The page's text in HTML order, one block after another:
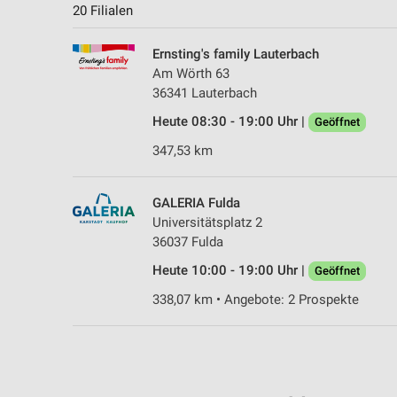
20 Filialen
Ernsting's family Lauterbach
Am Wörth 63
36341 Lauterbach
Heute 08:30 - 19:00 Uhr |
Geöffnet
347,53 km
GALERIA Fulda
Universitätsplatz 2
36037 Fulda
Heute 10:00 - 19:00 Uhr |
Geöffnet
338,07 km • Angebote: 2 Prospekte